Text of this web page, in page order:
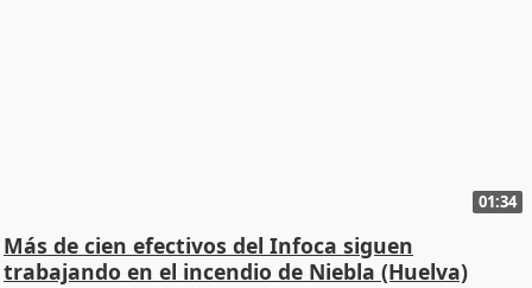
01:34
Más de cien efectivos del Infoca siguen
trabajando en el incendio de Niebla (Huelva)